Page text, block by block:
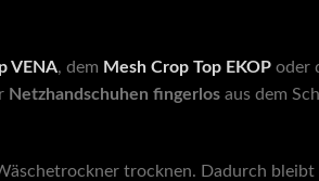
VENA, dem Mesh Crop Top EKOP oder
Netzhandschuhen fingerlos aus dem
trocknen. Dadurch